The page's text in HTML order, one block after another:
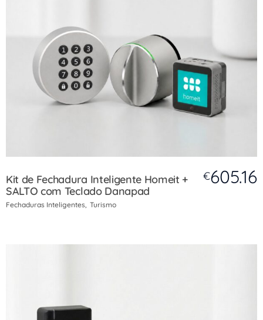
Kit de Fechadura Inteligente Homeit +
SALTO com Teclado Danapad
€605.16
Fechaduras Inteligentes Turismo